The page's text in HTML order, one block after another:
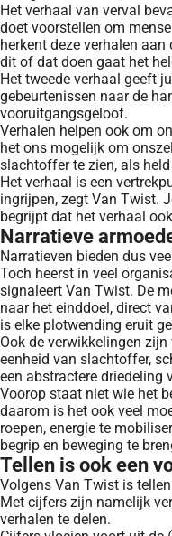
Het verhaal van verval
doet voorstellen om
herkent deze verhalen
dit of dat doen gaat het
Het tweede verhaal geeft
gebeurtenissen naar de
vooruitgangsgeloof.
Verhalen helpen ook om
het ons mogelijk om
slachtoffer te zien, als
Het verhaal is een
ingrijpen, zegt Van Twist.
begrijpt dat het verhaal
Narratieve
Narratieven bieden dus
Toch heerst in veel
signaleert Van Twist. De
naar het einddoel, direct
is elke plotwending eruit
Ook de verwikkelingen
eenheid van slachtoffer,
een abstractere driedeling
Voorop staat niet wie het
daarom is het ook veel
roepen, energie te
begrip en beweging te
Tellen is ook een
Volgens Van Twist is
Met cijfers zijn namelijk
verhalen te delen.